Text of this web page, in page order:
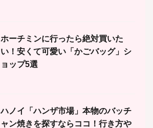
ホーチミンに行ったら絶対買いた
い！安くて可愛い「かごバッグ」シ
ョップ5選
ハノイ「ハンザ市場」本物のバッチ
ャン焼きを探すならココ！行き方や